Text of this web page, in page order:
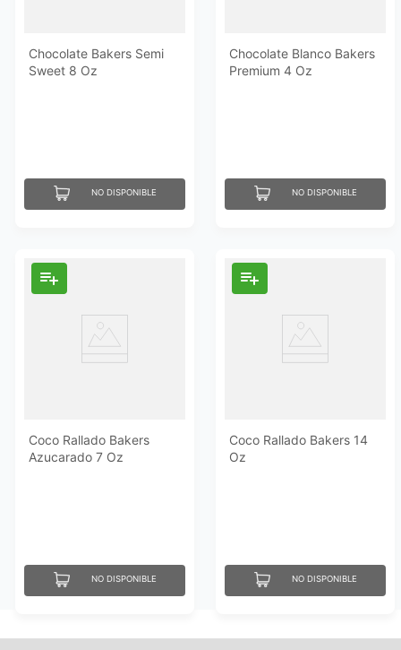
Chocolate Bakers Semi
Sweet 8 Oz
NO DISPONIBLE
Chocolate Blanco Bakers
Premium 4 Oz
NO DISPONIBLE
Coco Rallado Bakers
Azucarado 7 Oz
NO DISPONIBLE
Coco Rallado Bakers 14
Oz
NO DISPONIBLE